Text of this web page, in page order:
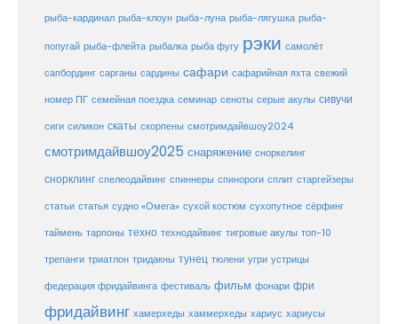
рыба-кардинал рыба-клоун рыба-луна рыба-лягушка рыба-
попугай рыба-флейта рыбалка рыба фугу рэки самолёт
сапбординг сарганы сардины сафари сафарийная яхта свежий
номер ПГ семейная поездка семинар сеноты серые акулы сивучи
сиги силикон скаты скорпены смотримдайвшоу2024
смотримдайвшоу2025 снаряжение сноркелинг
снорклинг спелеодайвинг спиннеры спинороги сплит старгейзеры
статьи статья судно «Омега» сухой костюм сухопутное сёрфинг
таймень тарпоны техно технодайвинг тигровые акулы топ-10
трепанги триатлон тридакны тунец тюлени угри устрицы
федерация фридайвинга фестиваль фильм фонари фри
фридайвинг хамерхеды хаммерхеды хариус хариусы